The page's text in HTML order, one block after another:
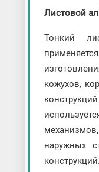
Листовой
Тонкий
кожухов,
наружных